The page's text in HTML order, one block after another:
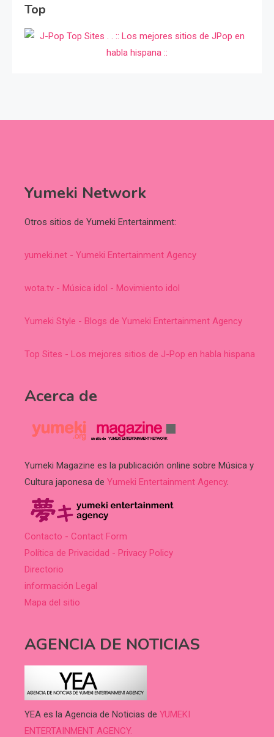
Top
Yumeki Network
Otros sitios de Yumeki Entertainment:
yumeki.net - Yumeki Entertainment Agency
wota.tv - Música idol - Movimiento idol
Yumeki Style - Blogs de Yumeki Entertainment Agency
Top Sites - Los mejores sitios de J-Pop en habla hispana
Acerca de
Yumeki Magazine es la publicación online sobre Música y
Cultura japonesa de Yumeki Entertainment Agency.
Contacto - Contact Form
Política de Privacidad - Privacy Policy
Directorio
información Legal
Mapa del sitio
AGENCIA DE NOTICIAS
YEA es la Agencia de Noticias de YUMEKI
ENTERTAINMENT AGENCY.